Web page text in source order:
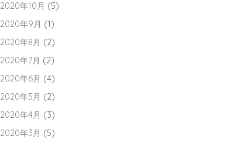
2020年10月 (5)
2020年9月 (1)
2020年8月 (2)
2020年7月 (2)
2020年6月 (4)
2020年5月 (2)
2020年4月 (3)
2020年3月 (5)